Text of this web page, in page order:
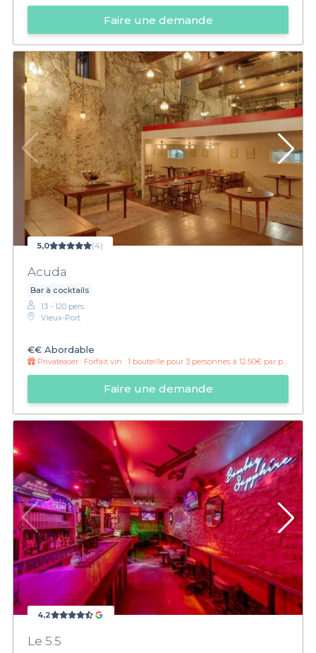
Faire une demande
5,0 (4)
Acuda
Bar à cocktails
13 - 120 pers.
Vieux-Port
€€ Abordable
Privateaser : Forfait vin : 1 bouteille pour 3 personnes à 12.50€ par personne !
Faire une demande
4,2
Le 5.5